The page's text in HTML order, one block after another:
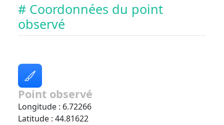
# Coordonnées du point
observé
Point observé
Longitude : 6.72266
Latitude : 44.81622